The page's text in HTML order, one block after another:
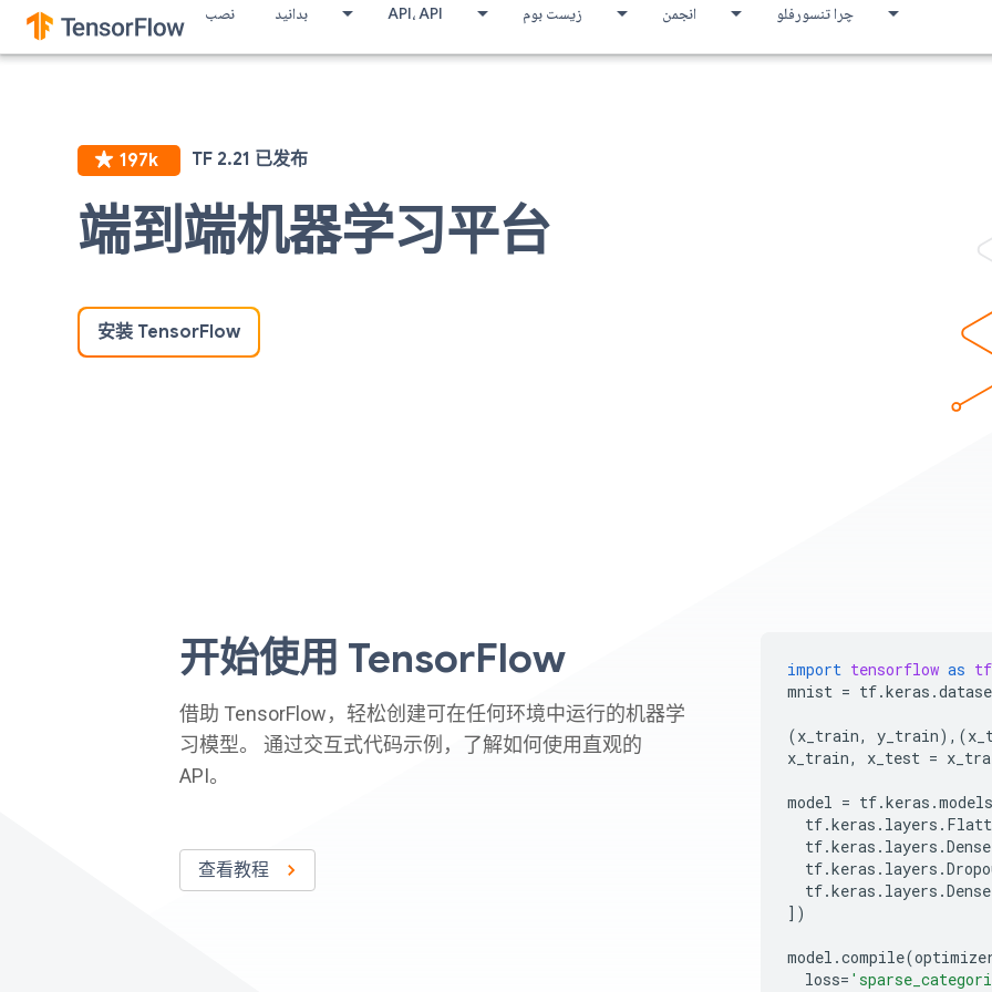
نصب بدانید API، API زیست بوم انجمن چرا تنسورفلو
端到端机器学习平台
安装 TensorFlow
开始使用 TensorFlow
借助 TensorFlow，轻松创建可在任何环境中运行的机器学
习模型。 通过交互式代码示例，了解如何使用直观的
API。
查看教程
import tensorflow as tf
mnist = tf.keras .
(x_train, y_train),(
x_train, x_test =
model = tf.keras .models
tf.keras . layers .
tf.keras . layers .Dense
tf.keras . layers .
tf.keras . layers .Dense
])
model .compile(
loss=